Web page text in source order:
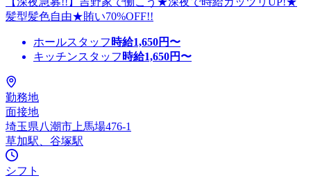
髪型髪色自由★賄い70%OFF!!
ホールスタッフ 時給1,650円〜
キッチンスタッフ 時給1,650円〜
勤務地
面接地
埼玉県八潮市上馬場476-1
草加駅、谷塚駅
シフト